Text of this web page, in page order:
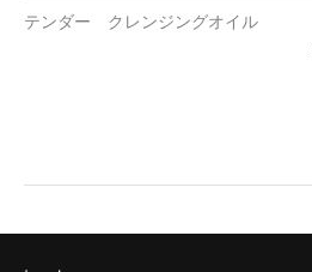
テンダー クレンジングオイル